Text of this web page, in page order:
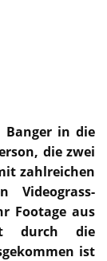
in die
die zwei
zahlreichen
Videograss-
Footage aus
durch die
ist